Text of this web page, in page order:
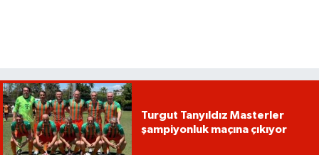
Turgut Tanyıldız Masterler
şampiyonluk maçına çıkıyor